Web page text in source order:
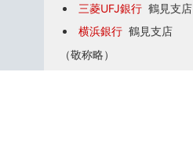
三菱UFJ銀行 鶴見支店
横浜銀行 鶴見支店
（敬称略）